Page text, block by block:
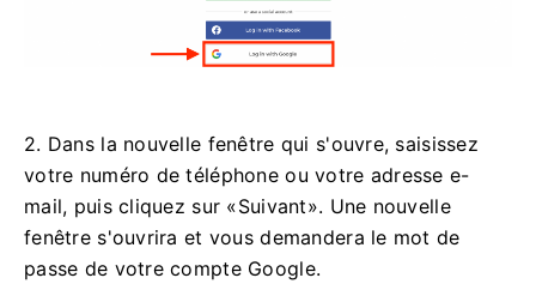
2. Dans la nouvelle fenêtre qui s'ouvre, saisissez
votre numéro de téléphone ou votre adresse e-
mail, puis cliquez sur «Suivant». Une nouvelle
fenêtre s'ouvrira et vous demandera le mot de
passe de votre compte Google.